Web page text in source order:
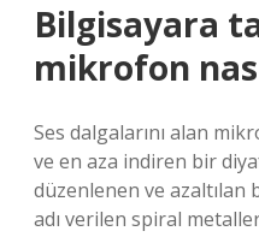
Bilgisayara
mikrofon
Ses dalgalarını alan
ve en aza indiren bir
düzenlenen ve
adı verilen spiral